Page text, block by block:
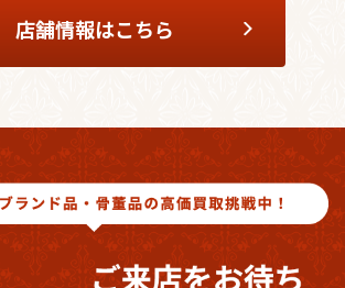
店舗情報はこちら